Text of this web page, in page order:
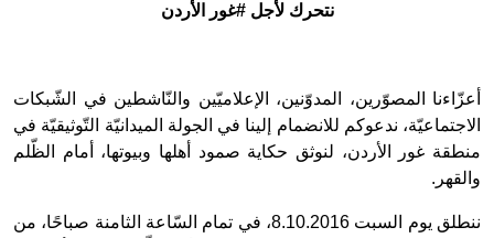
نتحرك لأجل #غور الأردن
أعزّاءنا المصوّرين، المدوّنين، الإعلاميّين والنّاشطين في الشّبكات
الاجتماعيّة، ندعوكم للانضمام إلينا في الجولة الميدانيّة التّوثيقيّة في
منطقة غور الأردن، لنوثق حكاية صمود أهلها وبيوتها، أمام الظّلم
والقهر.
ننطلق يوم السبت 8.10.2016، في تمام السّاعة الثامنة صباحًا، من